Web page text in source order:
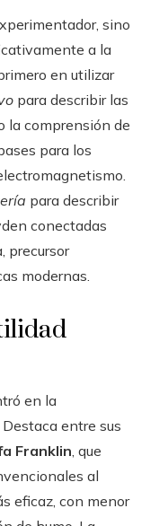
sino
a la
en utilizar
para describir las
la comprensión de
para los
para describir
conectadas
precursor
modernas.
en la
entre sus
Franklin , que
al
eficaz, con menor